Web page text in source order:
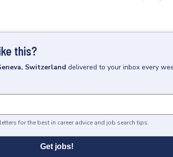
this?
Switzerland delivered to your inbox every
for the best in career advice and job search tips.
Get jobs!